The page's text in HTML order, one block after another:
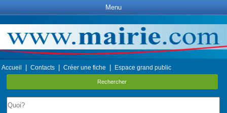
Menu
Accueil Contacts Créer une fiche Espace grand public
Rechercher